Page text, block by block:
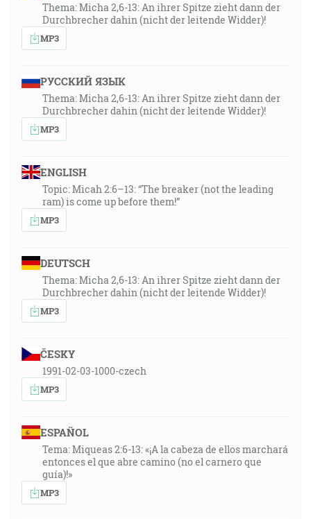
Thema: Micha 2,6-13: An ihrer Spitze zieht dann der
Durchbrecher dahin (nicht der leitende Widder)!
MP3
РУССКИЙ ЯЗЫК
Thema: Micha 2,6-13: An ihrer Spitze zieht dann der
Durchbrecher dahin (nicht der leitende Widder)!
MP3
ENGLISH
Topic: Micah 2:6–13: “The breaker (not the leading
ram) is come up before them!”
MP3
DEUTSCH
Thema: Micha 2,6-13: An ihrer Spitze zieht dann der
Durchbrecher dahin (nicht der leitende Widder)!
MP3
ČESKY
1991-02-03-1000-czech
MP3
ESPAÑOL
Tema: Miqueas 2:6-13: «¡A la cabeza de ellos marchará
entonces el que abre camino (no el carnero que
guía)!»
MP3